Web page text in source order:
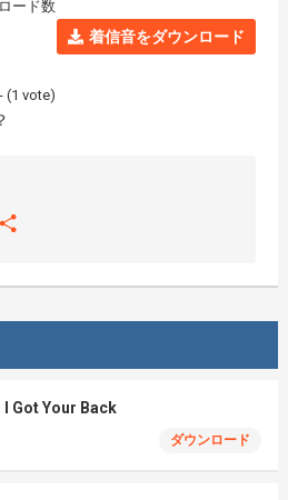
ード数
着信音をダウンロード
(1 vote)
I Got Your Back
ダウンロード